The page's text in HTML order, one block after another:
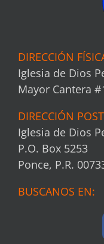
DIRECCIÓN
Iglesia de Dios
Mayor Cantera
DIRECCIÓN
Iglesia de Dios
P.O. Box 5253
Ponce, P.R.
BUSCANOS EN: